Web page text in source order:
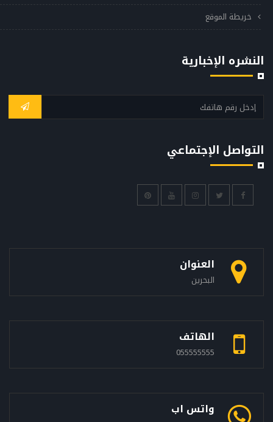
خريطة الموقع
النشره الإخبارية
التواصل الإجتماعي
العنوان
البحرين
الهاتف
055555555
واتس اب